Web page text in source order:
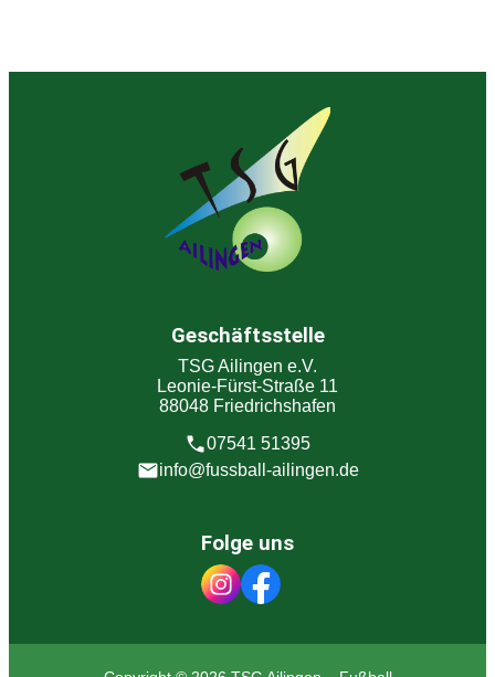
Geschäftsstelle
TSG Ailingen e.V.
Leonie-Fürst-Straße 11
88048 Friedrichshafen
07541 51395
info@fussball-ailingen.de
Folge uns